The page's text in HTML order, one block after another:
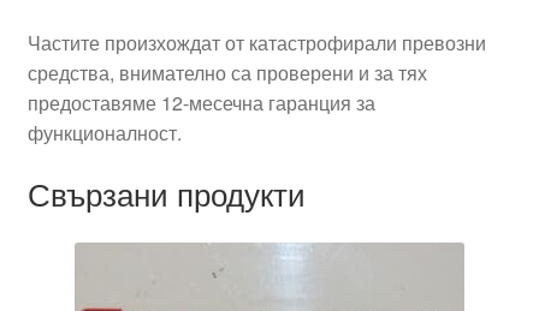
Частите произхождат от катастрофирали превозни
средства, внимателно са проверени и за тях
предоставяме 12-месечна гаранция за
функционалност.
Свързани продукти